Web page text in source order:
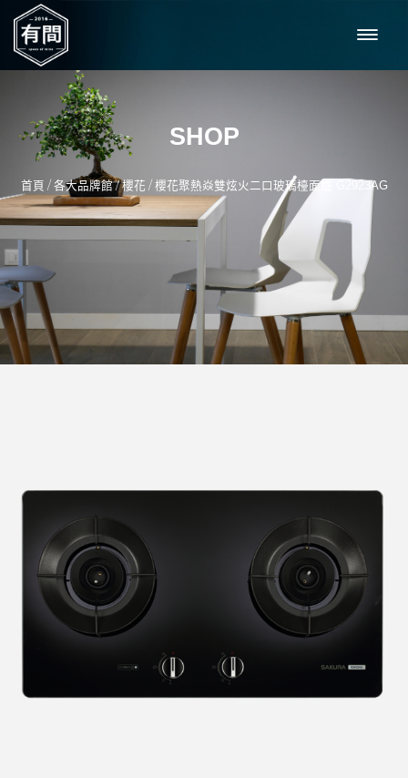
SHOP
首頁 / 各大品牌館/櫻花 / 櫻花聚熱焱雙炫火二口玻璃檯面爐 G2923AG